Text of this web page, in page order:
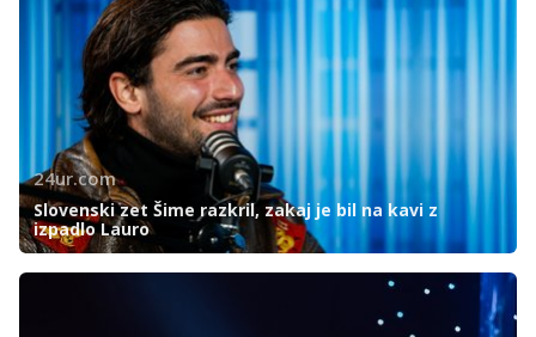
24ur.com
Slovenski zet Šime razkril, zakaj je bil na kavi z
izpadlo Lauro